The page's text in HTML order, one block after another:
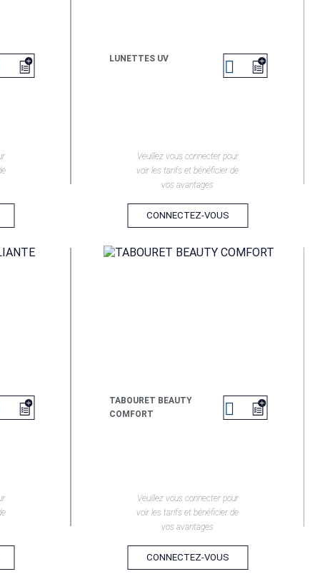
LUNETTES UV 
Veuillez vous connecter pour
voir les tarifs et bénéficier de
vos avantages
CONNECTEZ-VOUS
EN SAVOIR +
TABOURET BEAUTY
COMFORT

Veuillez vous connecter pour
voir les tarifs et bénéficier de
vos avantages
CONNECTEZ-VOUS
EN SAVOIR +